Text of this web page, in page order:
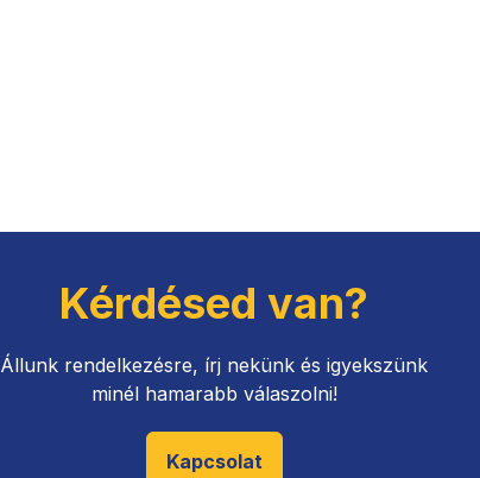
Kérdésed van?
Állunk rendelkezésre, írj nekünk és igyekszünk
minél hamarabb válaszolni!
Kapcsolat